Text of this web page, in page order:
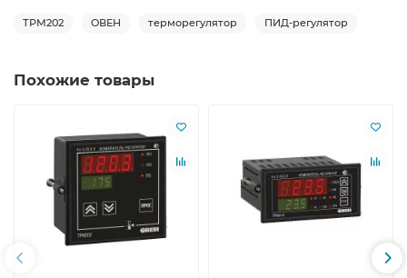
ТРМ202 ОВЕН терморегулятор ПИД-регулятор
Похожие товары